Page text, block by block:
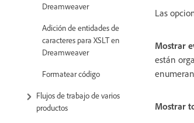
Dreamweaver
Adición de entidades de
caracteres para XSLT en
Dreamweaver
Formatear código
Flujos de trabajo de varios
productos
Las
Mostrar
están
Mostrar